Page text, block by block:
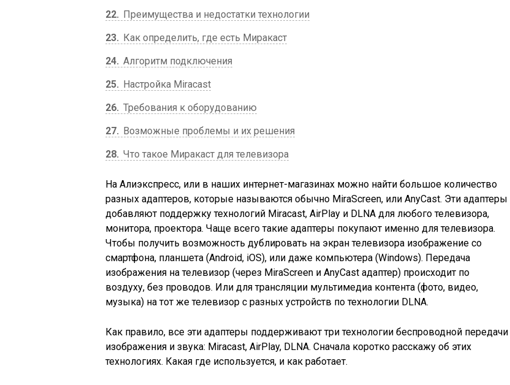
22
Преимущества и недостатки технологии
23
Как определить, где есть Миракаст
24 Алгоритм подключения
25
Настройка Miracast
26 Требования к оборудованию
27
Возможные проблемы и их решения
28 Что такое Миракаст для телевизора
На Алиэкспресс, или в наших интернет-магазинах можно найти большое количество
разных адаптеров, которые называются обычно MiraScreen, или AnyCast. Эти адаптеры
добавляют поддержку технологий Miracast, AirPlay и DLNA для любого телевизора,
монитора, проектора. Чаще всего такие адаптеры покупают именно для телевизора.
Чтобы получить возможность дублировать на экран телевизора изображение со
смартфона, планшета (Android, iOS), или даже компьютера (Windows). Передача
изображения на телевизор (через MiraScreen и AnyCast адаптер) происходит по
воздуху, без проводов. Или для трансляции мультимедиа контента (фото, видео,
музыка) на тот же телевизор с разных устройств по технологии DLNA.
Как правило, все эти адаптеры поддерживают три технологии беспроводной передачи
изображения и звука: Miracast, AirPlay, DLNA. Сначала коротко расскажу об этих
технологиях. Какая где используется, и как работает.